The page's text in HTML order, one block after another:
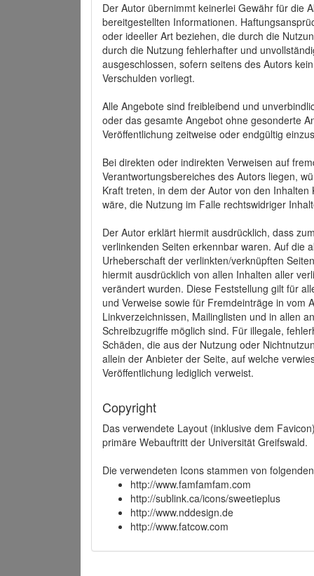
Der Autor übernimmt keinerlei Gewähr für die
bereitgestellten Informationen.
oder ideeller Art beziehen, die durch die
durch die Nutzung fehlerhafter und
ausgeschlossen, sofern seitens des Autors
Verschulden vorliegt.
Alle Angebote sind freibleibend und
oder das gesamte Angebot ohne gesonderte
Veröffentlichung zeitweise oder endgültig
Bei direkten oder indirekten Verweisen auf
Verantwortungsbereiches des Autors liegen,
Kraft treten, in dem der Autor von den
wäre, die Nutzung im Falle rechtswidriger
Der Autor erklärt hiermit ausdrücklich, dass
verlinkenden Seiten erkennbar waren. Auf die
Urheberschaft der verlinkten/verknüpften
hiermit ausdrücklich von allen Inhalten aller
verändert wurden. Diese Feststellung gilt für
und Verweise sowie für Fremdeinträge in vom
Linkverzeichnissen, Mailinglisten und in allen
Schreibzugriffe möglich sind. Für illegale,
Schäden, die aus der Nutzung oder
allein der Anbieter der Seite, auf welche
Veröffentlichung lediglich verweist.
Copyright
Das verwendete Layout (inklusive dem
primäre Webauftritt der Universität Greifswald.
Die verwendeten Icons stammen von
http://www.famfamfam.com
http://sublink.ca/icons/sweetieplus
http://www.nddesign.de
http://www.fatcow.com